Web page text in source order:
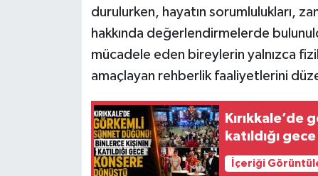
durulurken, hayatın sorumlulukları,
hakkında değerlendirmelerde
mücadele eden bireylerin yalnızca
amaçlayan rehberlik faaliyetlerini
katıldığı
İçeriği